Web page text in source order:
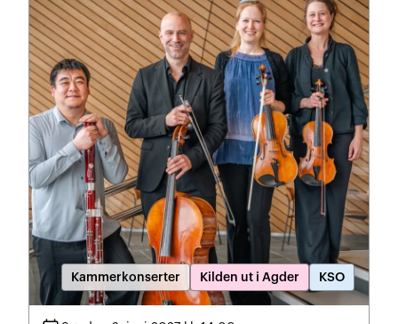
Kammerkonserter Kilden ut i Agder KSO